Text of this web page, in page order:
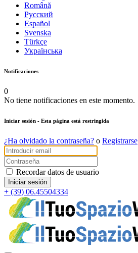
Română
Русский
Español
Svenska
Türkçe
Українська
Notificaciones
0
No tiene notificaciones en este momento.
Iniciar sesión - Esta página está restringida
¿Ha olvidado la contraseña? o Registrarse
Recordar datos de usuario
+ (39) 06.45504334